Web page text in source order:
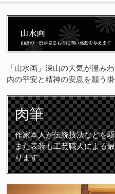
「山水画」深山の大気が澄み
内の平安と精神の安息を願う
肉筆
作家本人が伝統技法などを
また表装も工芸職人による
ります。